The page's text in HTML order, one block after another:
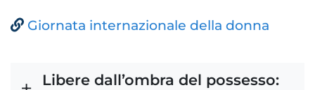
Giornata internazionale della donna
Libere dall’ombra del possesso: